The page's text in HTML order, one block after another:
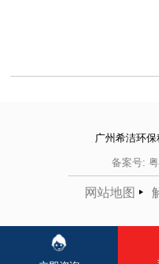
广州希洁环保
备案号:
网站地图